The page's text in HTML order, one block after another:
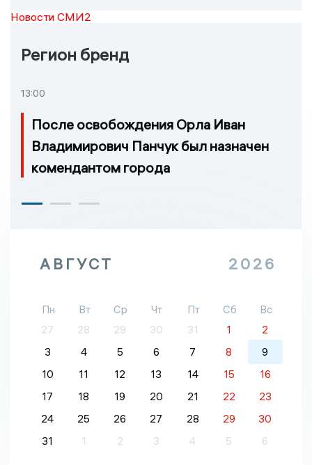
Новости СМИ2
Регион бренд
13:00
После освобождения Орла Иван
Владимирович Панчук был назначен
комендантом города
АВГУСТ 2026
Пн Вт Ср Чт Пт Сб
Вс
27
28 29 30 31 1
2
3
4 5 6 7 8
9
10
11 12 13 14 15
16
17
18 19 20 21 22
23
24
25 26 27 28 29
30
31
1 2 3 4 5 6